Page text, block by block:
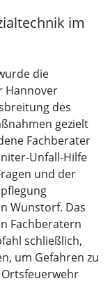
im
die
Hannover
des
gezielt
Fachberater
Unfall-Hilfe
und der
Wunstorf. Das
Fachberatern
schließlich,
um Gefahren zu